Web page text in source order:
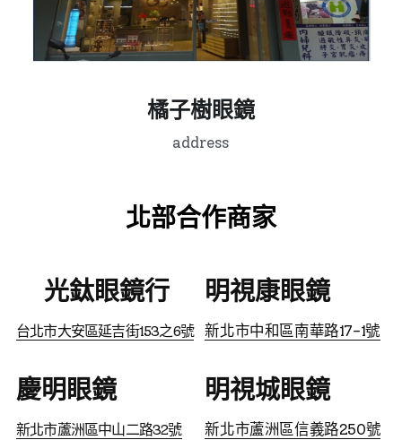
橘子樹眼鏡
address
北部合作商家
光鈦眼鏡行
台北市大安區延吉街153之6號
明視康眼鏡
新北市中和區南華路17-1號
慶明眼鏡
新北市蘆洲區中山二路32號
明視城眼鏡
新北市蘆洲區信義路250號